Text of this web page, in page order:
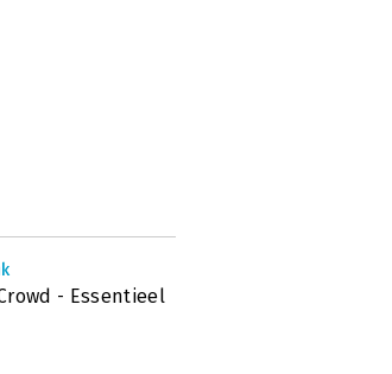
- Essentieel